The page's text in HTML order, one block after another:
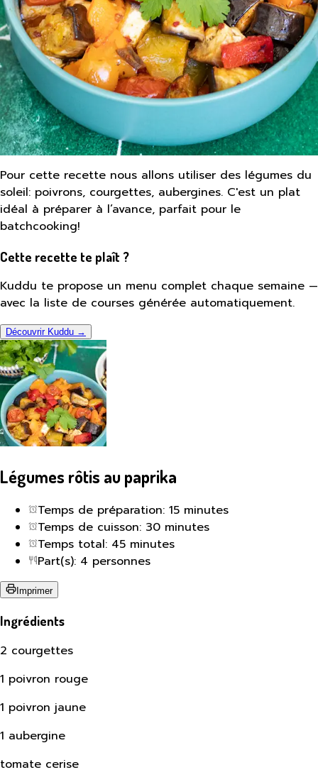
Pour cette recette nous allons utiliser des légumes du
soleil: poivrons, courgettes, aubergines. C'est un plat
idéal à préparer à l’avance, parfait pour le
batchcooking!
Cette recette te plaît ?
Kuddu te propose un menu complet chaque semaine —
avec la liste de courses générée automatiquement.
Découvrir Kuddu →
Légumes rôtis au paprika
Temps de préparation: 15 minutes
Temps de cuisson: 30 minutes
Temps total: 45 minutes
Part(s): 4 personnes
Imprimer
Ingrédients
2 courgettes
1 poivron rouge
1 poivron jaune
1 aubergine
tomate cerise